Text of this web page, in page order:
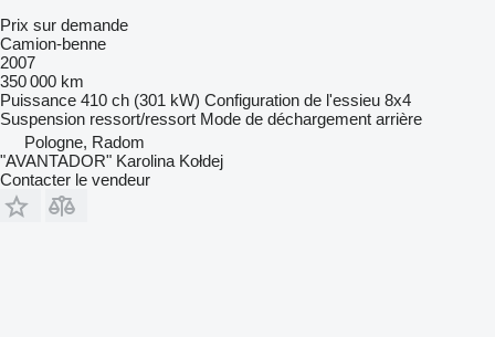
Prix sur demande
Camion-benne
2007
350 000 km
Puissance 410 ch (301 kW) Configuration de l'essieu 8x4
Suspension ressort/ressort Mode de déchargement arrière
Pologne, Radom
"AVANTADOR" Karolina Kołdej
Contacter le vendeur